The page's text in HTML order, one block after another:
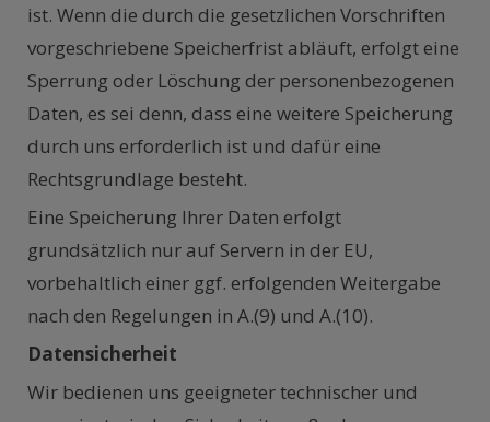
ist. Wenn die durch die gesetzlichen Vorschriften
vorgeschriebene Speicherfrist abläuft, erfolgt eine
Sperrung oder Löschung der personenbezogenen
Daten, es sei denn, dass eine weitere Speicherung
durch uns erforderlich ist und dafür eine
Rechtsgrundlage besteht.
Eine Speicherung Ihrer Daten erfolgt
grundsätzlich nur auf Servern in der EU,
vorbehaltlich einer ggf. erfolgenden Weitergabe
nach den Regelungen in A.(9) und A.(10).
Datensicherheit
Wir bedienen uns geeigneter technischer und